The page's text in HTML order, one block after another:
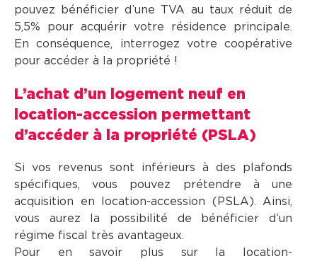
pouvez bénéficier d’une TVA au taux réduit de
5,5% pour acquérir votre résidence principale.
En conséquence, interrogez votre coopérative
pour accéder à la propriété !
L’achat d’un logement neuf en
location-accession permettant
d’accéder à la propriété (PSLA)
Si vos revenus sont inférieurs à des plafonds
spécifiques, vous pouvez prétendre à une
acquisition en location-accession (PSLA). Ainsi,
vous aurez la possibilité de bénéficier d’un
régime fiscal très avantageux.
Pour en savoir plus sur la location-